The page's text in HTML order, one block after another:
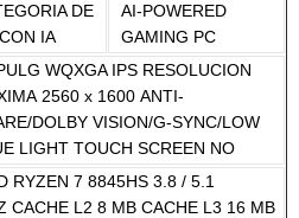
DE
IA
AI-POWERED
GAMING PC
WQXGA IPS RESOLUCION
2560 x 1600 ANTI-
DOLBY VISION/G-SYNC/LOW
LIGHT TOUCH SCREEN NO
RYZEN 7 8845HS 3.8 / 5.1
CACHE L2 8 MB CACHE L3 16 MB